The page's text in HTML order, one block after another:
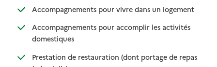
Accompagnements pour vivre dans un logement
:
: non
Accompagnements pour accomplir les activités
domestiques: disponible
: non disponible
Prestation de restauration (dont portage de repas